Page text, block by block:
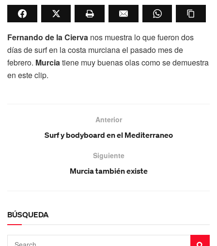
Fernando de la Cierva nos muestra lo que fueron dos
días de surf en la costa murciana el pasado mes de
febrero. Murcia tiene muy buenas olas como se demuestra
en este clip.
Anterior
Surf y bodyboard en el Mediterraneo
Siguiente
Murcia también existe
BÚSQUEDA